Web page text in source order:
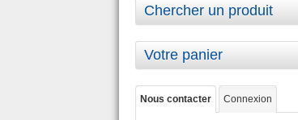
Chercher un produit
Votre panier
Nous contacter Connexion